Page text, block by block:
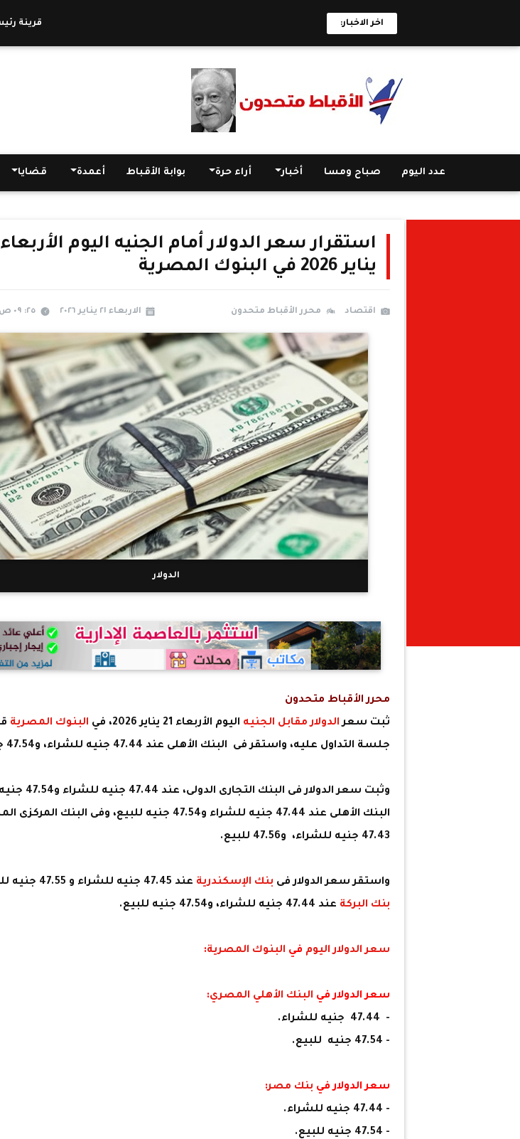
اخر الاخبار: قرينة رئيس
عدد اليوم صباح ومسا أخبار أراء حرة بوابة الأقباط أعمدة قضايا
يناير 2026 في البنوك المصرية
اقتصاد محرر الأقباط متحدون الاربعاء ٢١ يناير ٢٠٢٦ ٢٥: ٠٩ ص +02:00 CEST
الدولار
محرر الأقباط متحدون
ثبت سعرالدولار مقابل الجنيه اليوم الأربعاء 21 يناير 2026، في البنوك المصرية
جلسة التداول عليه، واستقر فى البنك الأهلى عند 47.44 جنيه للشراء، و47.54 جنيه للبيع.
وثبت سعر الدولار فى
البنك الأهلى عند 47.44 جنيه للشراء و47.54 جنيه للبيع، وفى البنك
47.43 جنيه للشراء، و47.56 للبيع.
واستقر سعر الدولار فى بنك الإسكندرية عند 47.45 جنيه للشراء و 47.55 جنيه للبيع، و في
بنك البركة عند 47.44 جنيه للشراء، و47.54 جنيه للبيع.
سعر الدولار اليوم في البنوك المصرية:
سعر الدولار في البنك الأهلي المصري:
- 47.44 جنيه للشراء.
- 47.54 جنيه للبيع.
سعر الدولار في بنك مصر:
- 47.44 جنيه للشراء.
- 47.54 جنيه للبيع.